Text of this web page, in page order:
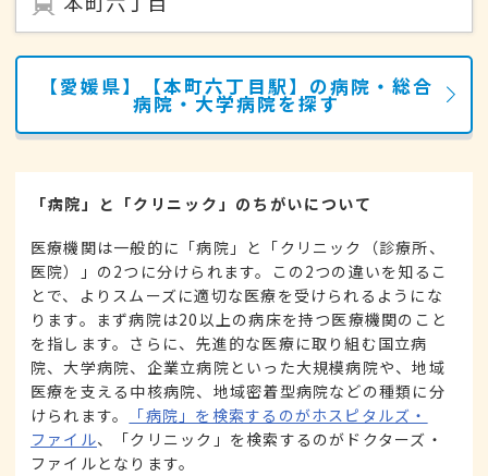
【愛媛県】【本町六丁目駅】の病院・総合
病院・大学病院を探す
「病院」と「クリニック」のちがいについて
医療機関は一般的に「病院」と「クリニック（診療所、
医院）」の2つに分けられます。この2つの違いを知るこ
とで、よりスムーズに適切な医療を受けられるようにな
ります。まず病院は20以上の病床を持つ医療機関のこと
を指します。さらに、先進的な医療に取り組む国立病
院、大学病院、企業立病院といった大規模病院や、地域
医療を支える中核病院、地域密着型病院などの種類に分
けられます。
「病院」を検索するのがホスピタルズ・
ファイル、「クリニック」を検索するのがドクターズ・
ファイルとなります。